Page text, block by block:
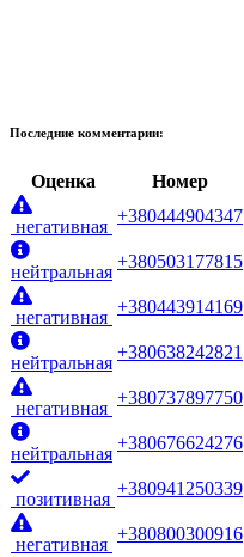
Последние комментарии:
Оценка Номер
негативная
+380444904347
нейтральная
+380503177815
негативная
+380443914169
нейтральная
+380638242821
негативная
+380737897750
нейтральная
+380676624276
позитивная
+380941250339
негативная
+380800300916